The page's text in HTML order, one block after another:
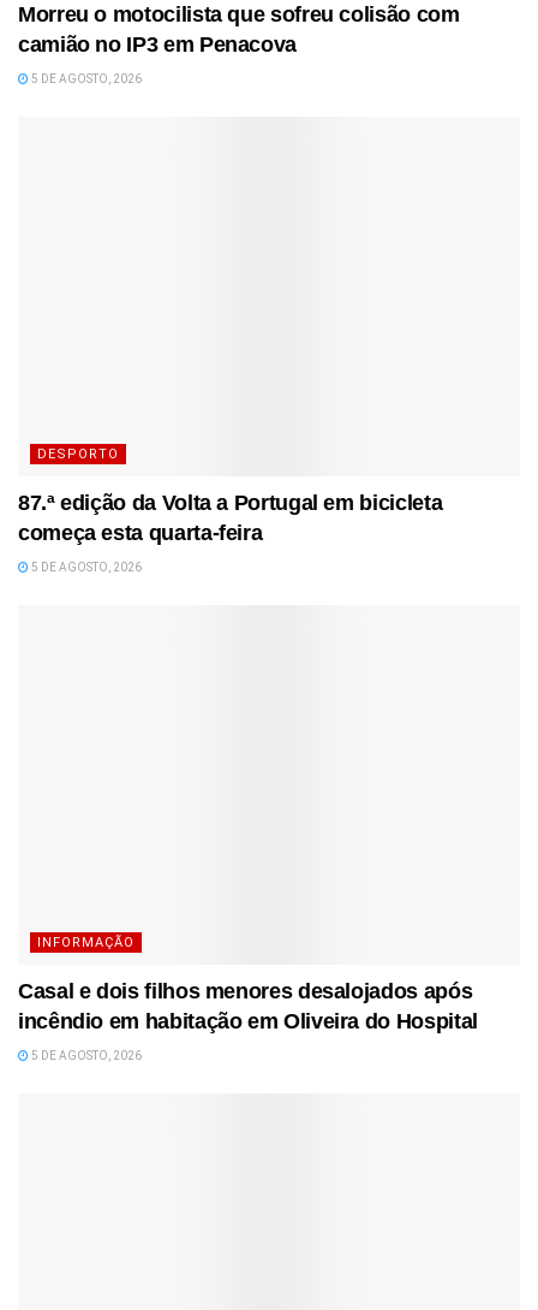
Morreu o motocilista que sofreu colisão com
camião no IP3 em Penacova
5 DE AGOSTO, 2026
DESPORTO
87.ª edição da Volta a Portugal em bicicleta
começa esta quarta-feira
5 DE AGOSTO, 2026
INFORMAÇÃO
Casal e dois filhos menores desalojados após
incêndio em habitação em Oliveira do Hospital
5 DE AGOSTO, 2026